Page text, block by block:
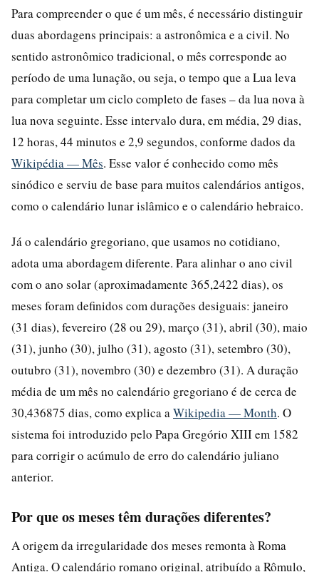
Para compreender o que é um mês, é necessário distinguir
duas abordagens principais: a astronômica e a civil. No
sentido astronômico tradicional, o mês corresponde ao
período de uma lunação, ou seja, o tempo que a Lua leva
para completar um ciclo completo de fases – da lua nova à
lua nova seguinte. Esse intervalo dura, em média, 29 dias,
12 horas, 44 minutos e 2,9 segundos, conforme dados da
Wikipédia — Mês. Esse valor é conhecido como mês
sinódico e serviu de base para muitos calendários antigos,
como o calendário lunar islâmico e o calendário hebraico.
Já o calendário gregoriano, que usamos no cotidiano,
adota uma abordagem diferente. Para alinhar o ano civil
com o ano solar (aproximadamente 365,2422 dias), os
meses foram definidos com durações desiguais: janeiro
(31 dias), fevereiro (28 ou 29), março (31), abril (30), maio
(31), junho (30), julho (31), agosto (31), setembro (30),
outubro (31), novembro (30) e dezembro (31). A duração
média de um mês no calendário gregoriano é de cerca de
30,436875 dias, como explica a Wikipedia — Month. O
sistema foi introduzido pelo Papa Gregório XIII em 1582
para corrigir o acúmulo de erro do calendário juliano
anterior.
Por que os meses têm durações diferentes?
A origem da irregularidade dos meses remonta à Roma
Antiga. O calendário romano original, atribuído a Rômulo,